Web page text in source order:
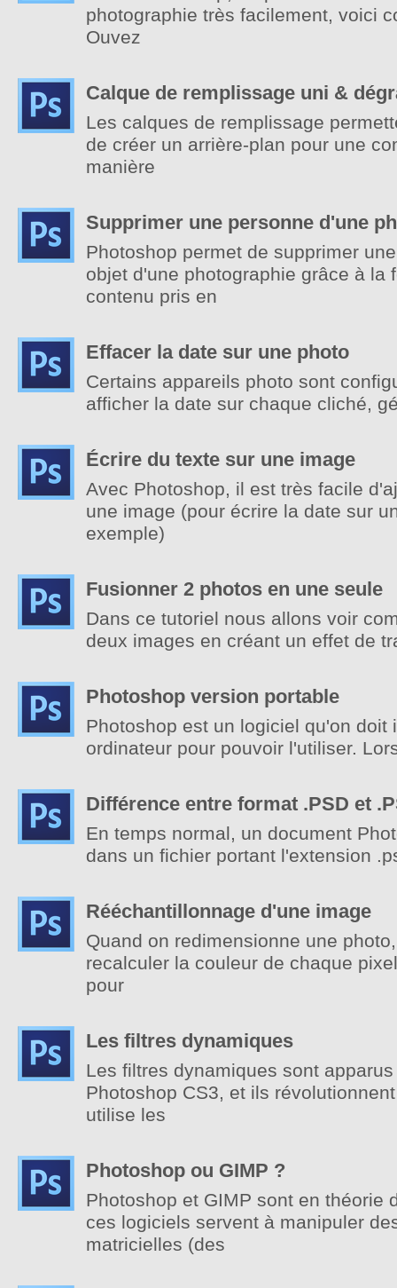
photographie très facilement, voici
Ouvez
Calque de remplissage uni &
Les calques de remplissage
de créer un arrière-plan pour une
manière
Supprimer une personne d'une
Photoshop permet de supprimer
objet d'une photographie grâce à la
contenu pris en
Effacer la date sur une photo
Certains appareils photo sont
afficher la date sur chaque cliché,
Écrire du texte sur une image
Avec Photoshop, il est très facile
une image (pour écrire la date sur
exemple)
Fusionner 2 photos en une seule
Dans ce tutoriel nous allons voir
deux images en créant un effet de
Photoshop version portable
Photoshop est un logiciel qu'on doit
ordinateur pour pouvoir l'utiliser.
Différence entre format .PSD et
En temps normal, un document
dans un fichier portant l'extension
Rééchantillonnage d'une image
Quand on redimensionne une
recalculer la couleur de chaque
pour
Les filtres dynamiques
Les filtres dynamiques sont
Photoshop CS3, et ils
utilise les
Photoshop ou GIMP ?
Photoshop et GIMP sont en théorie
ces logiciels servent à manipuler
matricielles (des